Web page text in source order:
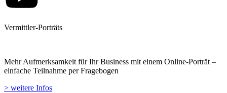
Vermittler-Porträts
Mehr Aufmerksamkeit für Ihr Business mit einem Online-Porträt –
einfache Teilnahme per Fragebogen
> weitere Infos